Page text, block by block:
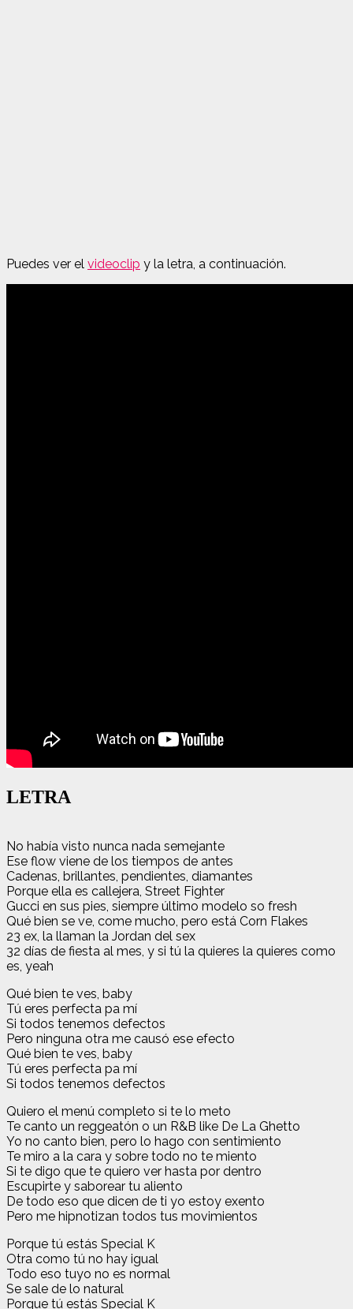
Puedes ver el videoclip y la letra, a continuación.
LETRA
No había visto nunca nada semejante
Ese flow viene de los tiempos de antes
Cadenas, brillantes, pendientes, diamantes
Porque ella es callejera, Street Fighter
Gucci en sus pies, siempre último modelo so fresh
Qué bien se ve, come mucho, pero está Corn Flakes
23 ex, la llaman la Jordan del sex
32 días de fiesta al mes, y si tú la quieres la quieres como
es, yeah
Qué bien te ves, baby
Tú eres perfecta pa mí
Si todos tenemos defectos
Pero ninguna otra me causó ese efecto
Qué bien te ves, baby
Tú eres perfecta pa mí
Si todos tenemos defectos
Quiero el menú completo si te lo meto
Te canto un reggeatón o un R&B like De La Ghetto
Yo no canto bien, pero lo hago con sentimiento
Te miro a la cara y sobre todo no te miento
Si te digo que te quiero ver hasta por dentro
Escupirte y saborear tu aliento
De todo eso que dicen de ti yo estoy exento
Pero me hipnotizan todos tus movimientos
Porque tú estás Special K
Otra como tú no hay igual
Todo eso tuyo no es normal
Se sale de lo natural
Porque tú estás Special K